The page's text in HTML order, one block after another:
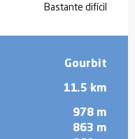
Bastante difícil
Gourbit
11.5 km
978 m
863 m